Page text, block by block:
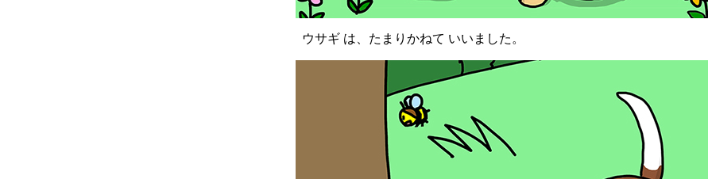
ウサギ は、たまりかねて いいました。